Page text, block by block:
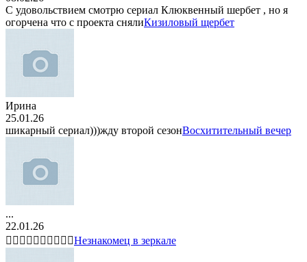
С удовольствием смотрю сериал Клюквенный шербет , но я
огорчена что с проекта снялиКизиловый щербет
Ирина
25.01.26
шикарный сериал)))жду второй сезонВосхитительный вечер
...
22.01.26
👍🏻👍🏻👍🏻👍🏻👍🏻Незнакомец в зеркале